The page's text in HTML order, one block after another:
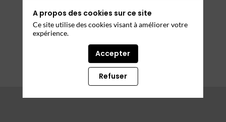
domaine
A propos des cookies sur ce site
Ce site utilise des cookies visant à améliorer votre
expérience.
Accepter
Refuser